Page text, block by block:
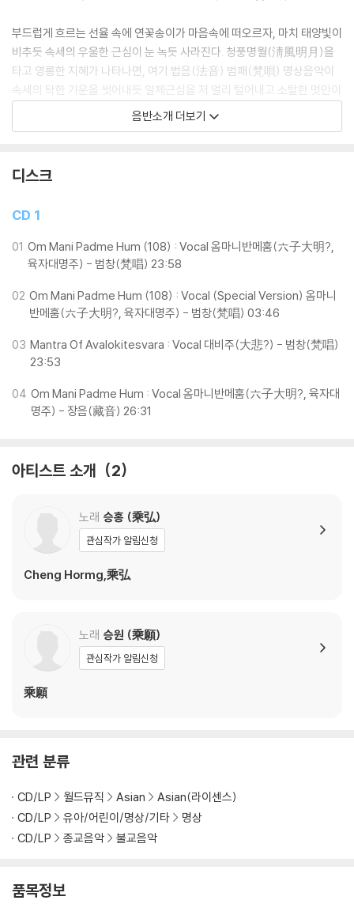
부드럽게 흐르는 선율 속에 연꽃송이가 마음속에 떠오르자, 마치 태양빛이
비추듯 속세의 우울한 근심이 눈 녹듯 사라진다. 청풍명월(淸風明月)을
타고 영롱한 지혜가 나타나면, 여기 법음(法音) 범패(梵唄) 명상음악이
속세의 탁한 기운을 씻어내듯 일체근심을 저 멀리 털어내고 소탈한 멋만이
音) 범패(梵唄) 명상음악!
주」는 중생들에게 불법의 대자대비(大慈大悲)한 원력(願力)을 널리 전
하며, 법음(法音) 속에 감히 상상할 수도 없는 불보살의 공덕과 신성한 위
엄을 느끼게 한다. 그리하여「육자대명주」를 지송하면 모든 죄악이 소멸되
「대비주」를 암송하는 사람은 일체의 고민과 질병을 떨치고 현생의 원하는
바를 모두 이룰 수 있게 된다고 한다.
직접 가지 않아도 티벳 고승에게 불법의 가르침을 받고, 마치 티벳 고원에
음반소개 더보기
디스크
CD 1
01 Om Mani Padme Hum (108) : Vocal 옴마니반메훔(六子大明?,
육자대명주) - 범창(梵唱) 23:58
02 Om Mani Padme Hum (108) : Vocal (Special Version) 옴마니
반메훔(六子大明?, 육자대명주) - 범창(梵唱) 03:46
03 Mantra Of Avalokitesvara : Vocal 대비주(大悲?) - 범창(梵唱)
23:53
04 Om Mani Padme Hum : Vocal 옴마니반메훔(六子大明?, 육자대
명주) - 장음(藏音) 26:31
아티스트 소개 2
노래 승홍 (乘弘)
관심작가 알림신청
Cheng Hormg,乘弘
노래 승원 (乘願)
관심작가 알림신청
乘願
관련 분류
CD/LP 월드뮤직 Asian
Asian(라이센스)
CD/LP
유아/어린이/명상/기타
명상
CD/LP
종교음악 불교음악
품목정보